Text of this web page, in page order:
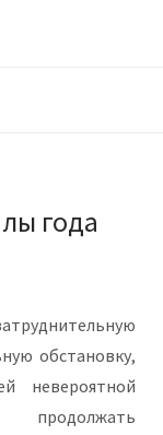
года
обстановку,
невероятной
продолжать